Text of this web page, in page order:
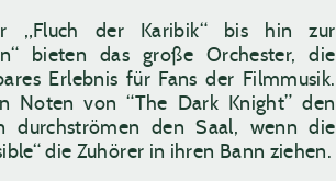
„Fluch der Karibik“ bis hin zur
bieten das große Orchester, die
Erlebnis für Fans der Filmmusik.
Noten von “The Dark Knight” den
durchströmen den Saal, wenn die
die Zuhörer in ihren Bann ziehen.